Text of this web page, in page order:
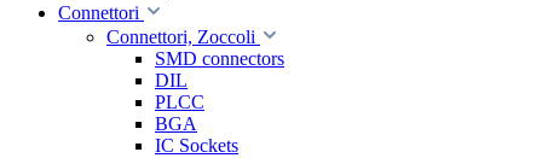
Connettori
Connettori, Zoccoli
SMD connectors
DIL
PLCC
BGA
IC Sockets